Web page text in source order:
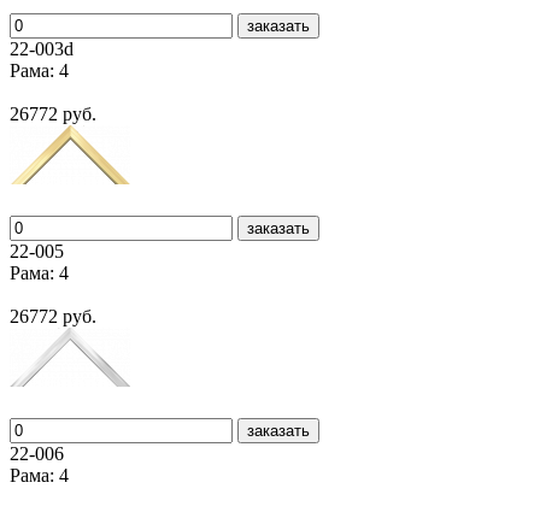
заказать
22-003d
Рама: 4
26772 руб.
заказать
22-005
Рама: 4
26772 руб.
заказать
22-006
Рама: 4